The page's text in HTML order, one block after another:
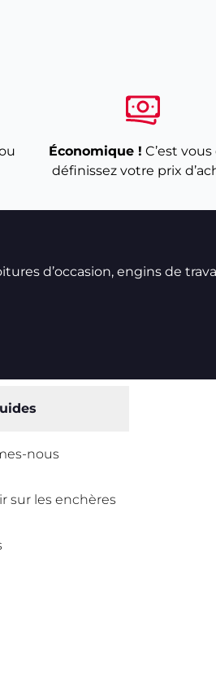
Économique ! C’est
définissez votre prix
d’occasion, engins de
nous
sur les enchères